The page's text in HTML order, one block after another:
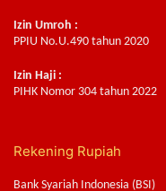
Izin Umroh :
PPIU No.U.490 tahun 2020
Izin Haji :
PIHK Nomor 304 tahun 2022
Rekening Rupiah
Bank Syariah Indonesia (BSI)